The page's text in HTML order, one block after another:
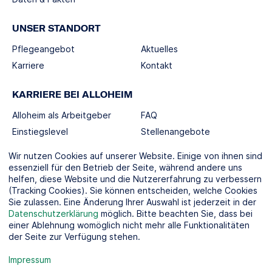
UNSER STANDORT
Pflegeangebot
Karriere
Aktuelles
Kontakt
KARRIERE BEI ALLOHEIM
Alloheim als Arbeitgeber
Einstiegslevel
FAQ
Stellenangebote
SOCIAL MEDIA
KOOPERATIONSPARTNER
Wir nutzen Cookies auf unserer Website. Einige von ihnen sind
essenziell für den Betrieb der Seite, während andere uns
helfen, diese Website und die Nutzererfahrung zu verbessern
(Tracking Cookies). Sie können entscheiden, welche Cookies
Sie zulassen. Eine Änderung Ihrer Auswahl ist jederzeit in der
Datenschutzerklärung möglich. Bitte beachten Sie, dass bei
einer Ablehnung womöglich nicht mehr alle Funktionalitäten
der Seite zur Verfügung stehen.
Impressum